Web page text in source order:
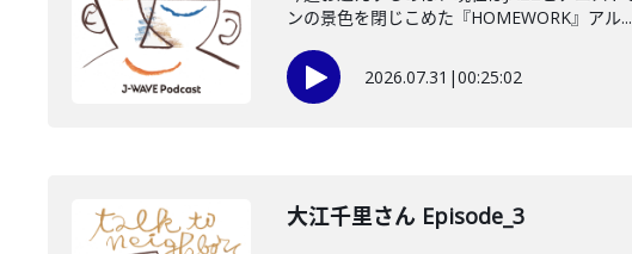
ンの景色を閉じこめた『HOMEWORK』アル...
2026.07.31 |00:25:02
大江千里さん Episode_3